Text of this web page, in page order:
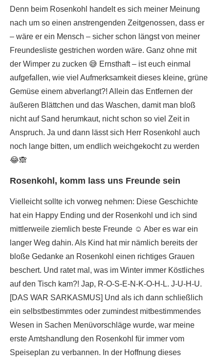
Denn beim Rosenkohl handelt es sich meiner Meinung
nach um so einen anstrengenden Zeitgenossen, dass er
– wäre er ein Mensch – sicher schon längst von meiner
Freundesliste gestrichen worden wäre. Ganz ohne mit
der Wimper zu zucken 😅 Ernsthaft – ist euch einmal
aufgefallen, wie viel Aufmerksamkeit dieses kleine, grüne
Gemüse einem abverlangt?! Allein das Entfernen der
äußeren Blättchen und das Waschen, damit man bloß
nicht auf Sand herumkaut, nicht schon so viel Zeit in
Anspruch. Ja und dann lässt sich Herr Rosenkohl auch
noch lange bitten, um endlich weichgekocht zu werden
😂🙈
Rosenkohl, komm lass uns Freunde sein
Vielleicht sollte ich vorweg nehmen: Diese Geschichte
hat ein Happy Ending und der Rosenkohl und ich sind
mittlerweile ziemlich beste Freunde ☺️ Aber es war ein
langer Weg dahin. Als Kind hat mir nämlich bereits der
bloße Gedanke an Rosenkohl einen richtiges Grauen
beschert. Und ratet mal, was im Winter immer Köstliches
auf den Tisch kam?! Jap, R-O-S-E-N-K-O-H-L. J-U-H-U.
[DAS WAR SARKASMUS] Und als ich dann schließlich
ein selbstbestimmtes oder zumindest mitbestimmendes
Wesen in Sachen Menüvorschläge wurde, war meine
erste Amtshandlung den Rosenkohl für immer vom
Speiseplan zu verbannen. In der Hoffnung dieses